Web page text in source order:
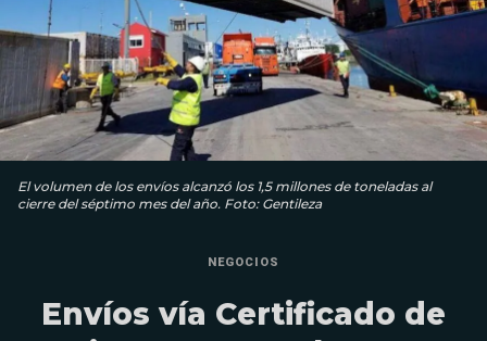
El volumen de los envíos alcanzó los 1,5 millones de toneladas al
cierre del séptimo mes del año. Foto: Gentileza
NEGOCIOS
Envíos vía Certificado de